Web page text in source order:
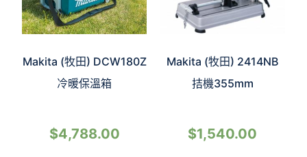
Makita (牧田) DCW180Z
冷暖保溫箱
$4,788.00
Makita (牧田) 2414NB
拮機355mm
$1,540.00